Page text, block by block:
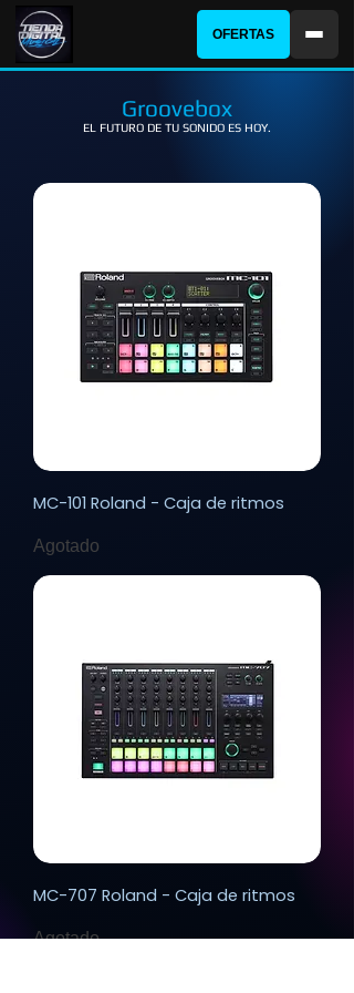
OFERTAS
Groovebox
EL FUTURO DE TU SONIDO ES HOY.
MC-101 Roland - Caja de ritmos
Agotado
MC-707 Roland - Caja de ritmos
Agotado